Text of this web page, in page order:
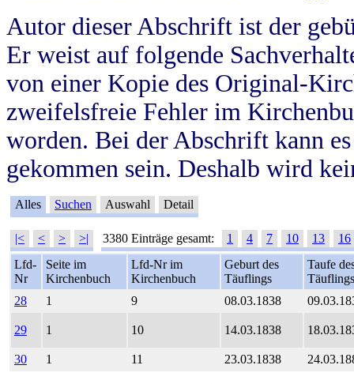
Autor dieser Abschrift ist der
Er weist auf folgende
von einer Kopie des Original-
zweifelsfreie Fehler im
worden. Bei der Abschrift kann
gekommen sein. Deshalb wird
Alles Suchen Auswahl Detail
|< < > >| 3380 Einträge gesamt: 1 4 7 10 13
16
Lfd-
Nr
Seite im
Kirchenbuch
Lfd-Nr im
Kirchenbuch
Geburt des
Täuflings
Taufe
Täuflings
28
1 9 08.03.1838
29 1 10 14.03.1838
30 1 11 23.03.1838